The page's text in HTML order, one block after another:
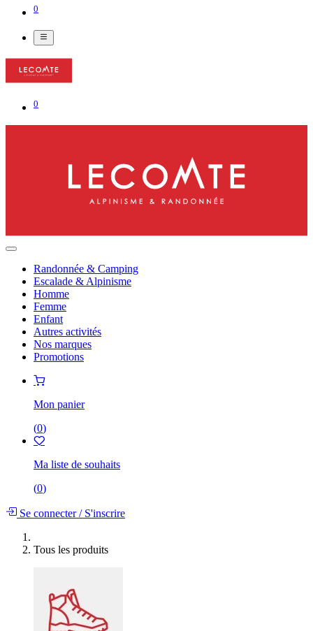
0
0
Randonnée & Camping
Escalade & Alpinisme
Homme
Femme
Enfant
Autres activités
Nos marques
Promotions
Mon panier
(0)
Ma liste de souhaits
(0)
Se connecter/S'inscrire
Tous les produits